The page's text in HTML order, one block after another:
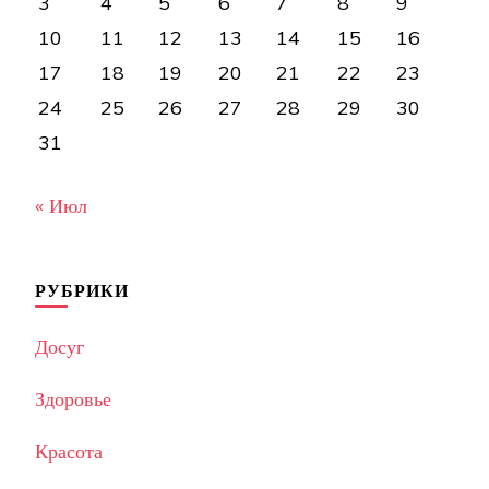
10
11 12 13 14 15
16
17
18 19 20 21 22
23
24
25 26 27 28 29
30
31
« Июл
РУБРИКИ
Досуг
Здоровье
Красота